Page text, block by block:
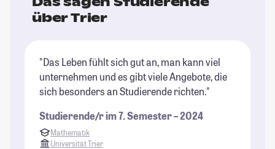
über Trier
"Das Leben fühlt sich gut an, man kann viel
unternehmen und es gibt viele Angebote, die
sich besonders an Studierende richten."
Studierende/r im 7. Semester – 2024
Mathematik
Universität Trier